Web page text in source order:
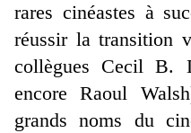
rares cinéastes à
réussir la transition
collègues Cecil B.
encore Raoul
grands noms du